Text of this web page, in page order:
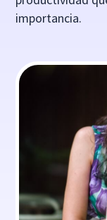
importancia.